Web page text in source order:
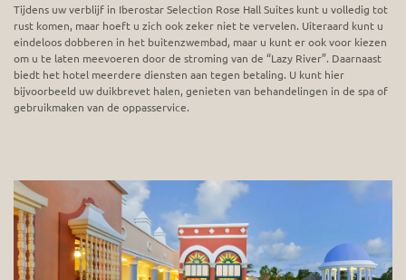
Tijdens uw verblijf in Iberostar Selection Rose Hall Suites kunt u volledig tot
rust komen, maar hoeft u zich ook zeker niet te vervelen. Uiteraard kunt u
eindeloos dobberen in het buitenzwembad, maar u kunt er ook voor kiezen
om u te laten meevoeren door de stroming van de “Lazy River”. Daarnaast
biedt het hotel meerdere diensten aan tegen betaling. U kunt hier
bijvoorbeeld uw duikbrevet halen, genieten van behandelingen in de spa of
gebruikmaken van de oppasservice.